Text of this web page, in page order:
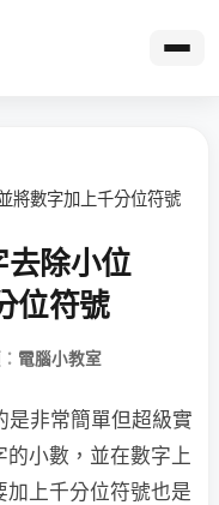
將數字加上千分位符號
去除小位
位符號
電腦小教室
是非常簡單但超級實
小數，並在數字上
上千分位符號也是